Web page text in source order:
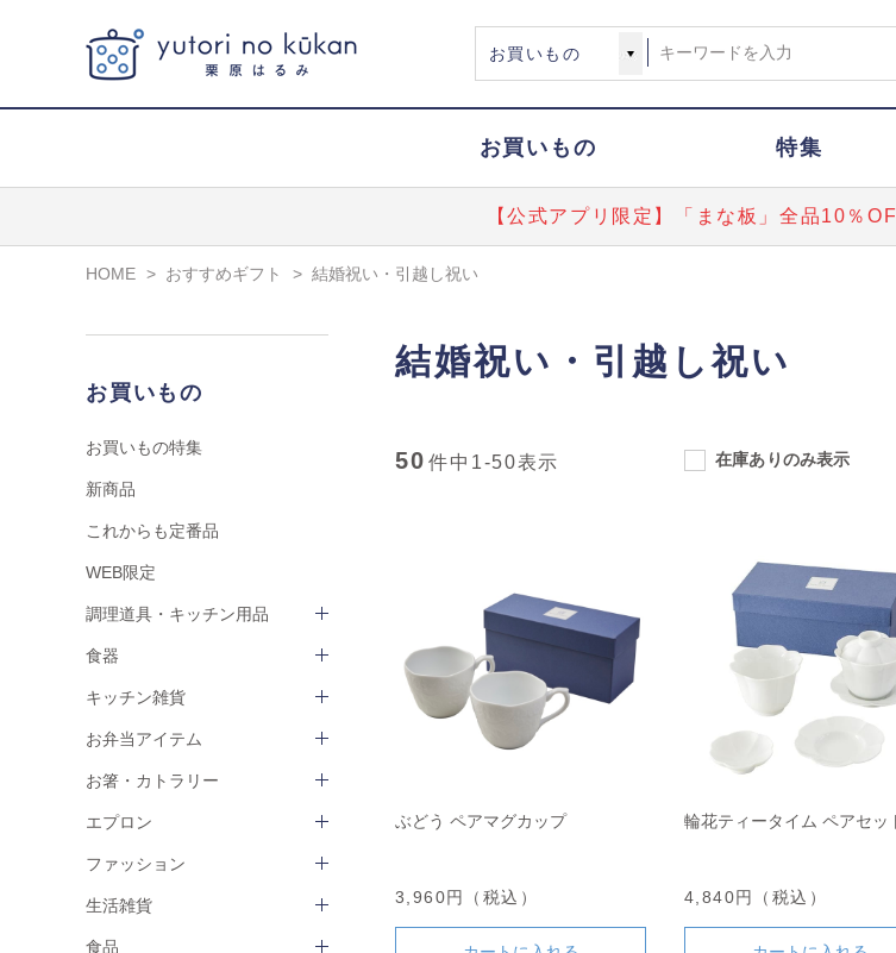
お買いもの 特集
【公式アプリ限定】「まな板」全品10％
HOME > おすすめギフト > 結婚祝い・引越し祝い
お買いもの
お買いもの特集
新商品
これからも定番品
WEB限定
調理道具・キッチン用品
食器
キッチン雑貨
お弁当アイテム
お箸・カトラリー
エプロン
ファッション
生活雑貨
食品
結婚祝い・引越し祝い
50 件中 1-50表示 在庫ありのみ表示
ぶどう ペアマグカップ
3,960円（税込）
輪花ティータイム ペアセッ
4,840円（税込）